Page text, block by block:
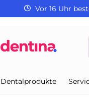
Vor 16 Uhr
Dentalprodukte